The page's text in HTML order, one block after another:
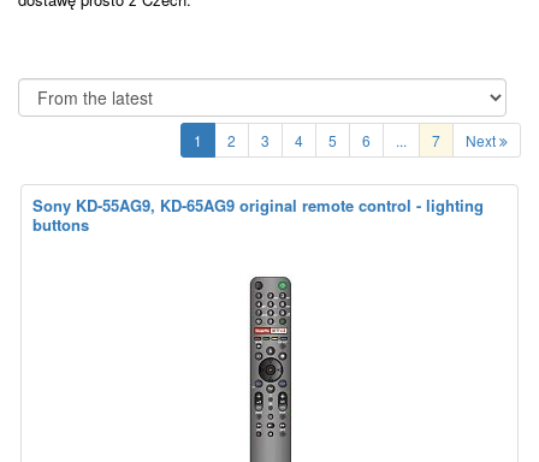
1 2 3 4 5 6 ... 7 Next
Sony KD-55AG9, KD-65AG9 original remote control - lighting
buttons